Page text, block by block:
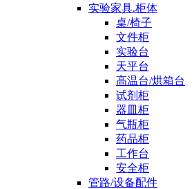
实验家具.柜体
桌/椅子
文件柜
实验台
天平台
高温台/烘箱台
试剂柜
器皿柜
气瓶柜
药品柜
工作台
安全柜
管路/设备配件